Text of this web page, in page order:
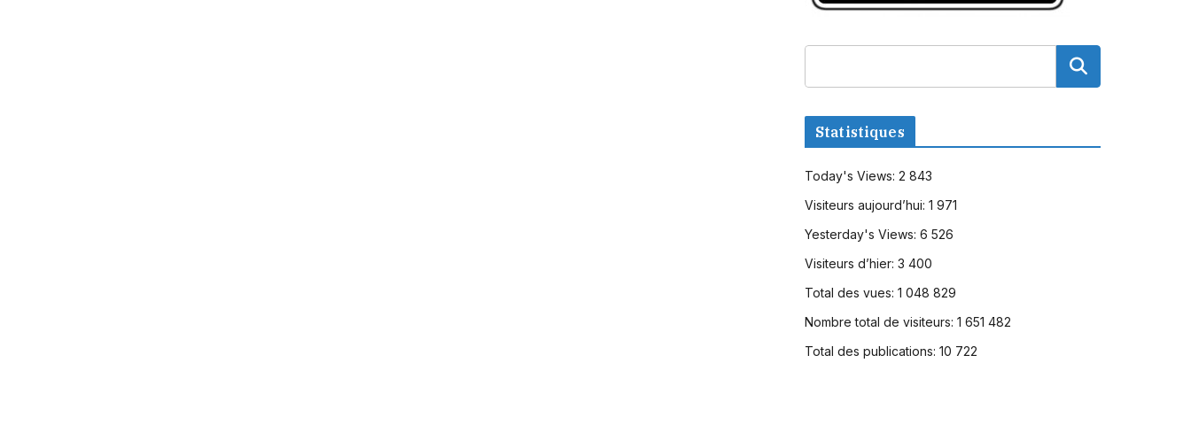
Statistiques
Today's Views: 2 843
Visiteurs aujourd’hui: 1 971
Yesterday's Views: 6 526
Visiteurs d’hier: 3 400
Total des vues: 1 048 829
Nombre total de visiteurs: 1 651 482
Total des publications: 10 722